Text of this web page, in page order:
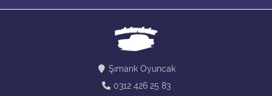
Şımarık Oyuncak
0312 426 25 83